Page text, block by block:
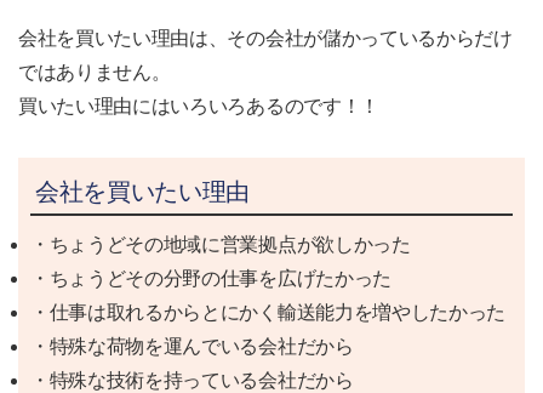
会社を買いたい理由は、その会社が儲かっているからだけ
ではありません。
買いたい理由にはいろいろあるのです！！
会社を買いたい理由
・ちょうどその地域に営業拠点が欲しかった
・ちょうどその分野の仕事を広げたかった
・仕事は取れるからとにかく輸送能力を増やしたかった
・特殊な荷物を運んでいる会社だから
・特殊な技術を持っている会社だから